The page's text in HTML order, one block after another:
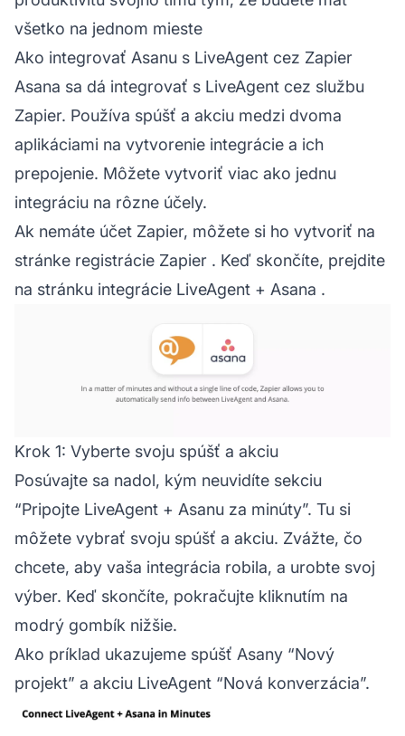
všetko na jednom mieste
Ako integrovať Asanu s LiveAgent cez Zapier
Asana sa dá integrovať s LiveAgent cez službu
Zapier. Používa spúšť a akciu medzi dvoma
aplikáciami na vytvorenie integrácie a ich
prepojenie. Môžete vytvoriť viac ako jednu
integráciu na rôzne účely.
Ak nemáte účet Zapier, môžete si ho vytvoriť na
stránke registrácie Zapier . Keď skončíte, prejdite
na stránku integrácie LiveAgent + Asana .
Krok 1: Vyberte svoju spúšť a akciu
Posúvajte sa nadol, kým neuvidíte sekciu
“Pripojte LiveAgent + Asanu za minúty”. Tu si
môžete vybrať svoju spúšť a akciu. Zvážte, čo
chcete, aby vaša integrácia robila, a urobte svoj
výber. Keď skončíte, pokračujte kliknutím na
modrý gombík nižšie.
Ako príklad ukazujeme spúšť Asany “Nový
projekt” a akciu LiveAgent “Nová konverzácia”.